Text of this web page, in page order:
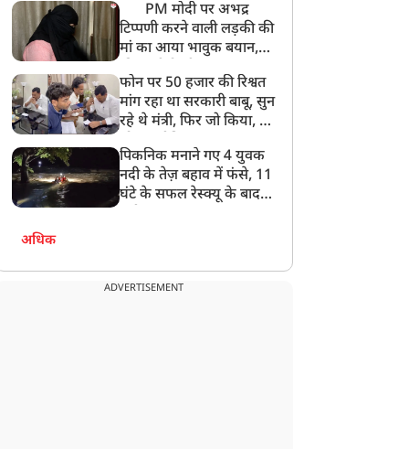
PM मोदी पर अभद्र
टिप्पणी करने वाली लड़की की
मां का आया भावुक बयान,
बेटी को गोद लें प्रधानमंत्री
फोन पर 50 हजार की रिश्वत
मांग रहा था सरकारी बाबू, सुन
रहे थे मंत्री, फिर जो किया, वो
पिकनिक मनाने गए 4 युवक
नदी के तेज़ बहाव में फंसे, 11
घंटे के सफल रेस्क्यू के बाद
अधिक
ADVERTISEMENT